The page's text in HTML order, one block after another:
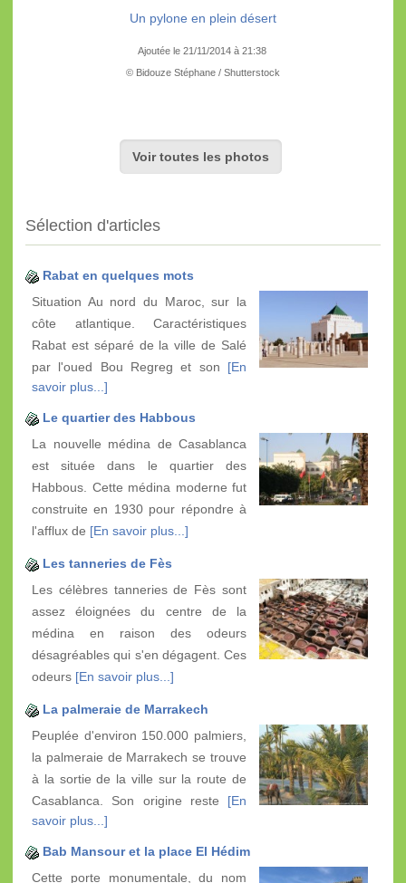
Un pylone en plein désert
Ajoutée le 21/11/2014 à 21:38
© Bidouze Stéphane / Shutterstock
Voir toutes les photos
Sélection d'articles
Rabat en quelques mots
Situation Au nord du Maroc, sur la
côte atlantique. Caractéristiques
Rabat est séparé de la ville de Salé
par l'oued Bou Regreg et son [En
savoir plus...]
Le quartier des Habbous
La nouvelle médina de Casablanca
est située dans le quartier des
Habbous. Cette médina moderne fut
construite en 1930 pour répondre à
l'afflux de [En savoir plus...]
Les tanneries de Fès
Les célèbres tanneries de Fès sont
assez éloignées du centre de la
médina en raison des odeurs
désagréables qui s'en dégagent. Ces
odeurs [En savoir plus...]
La palmeraie de Marrakech
Peuplée d'environ 150.000 palmiers,
la palmeraie de Marrakech se trouve
à la sortie de la ville sur la route de
Casablanca. Son origine reste [En
savoir plus...]
Bab Mansour et la place El Hédim
Cette porte monumentale, du nom